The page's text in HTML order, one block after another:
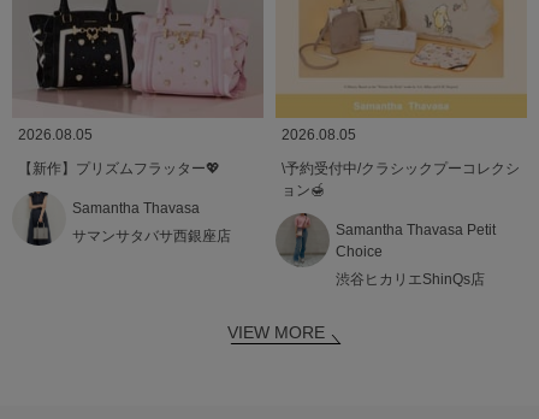
2026.08.05
【新作】プリズムフラッター💖
Samantha Thavasa
サマンサタバサ西銀座店
2026.08.05
\予約受付中/クラシックプーコレクシ
ョン🍯
Samantha Thavasa Petit
Choice
渋谷ヒカリエShinQs店
VIEW MORE